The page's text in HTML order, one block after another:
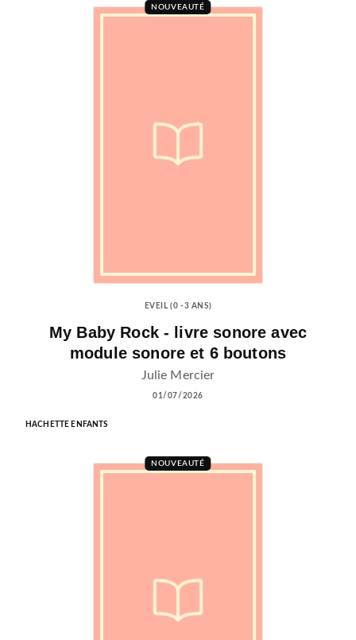
NOUVEAUTÉ
EVEIL (0 -3 ANS)
My Baby Rock - livre sonore avec
module sonore et 6 boutons
Julie Mercier
01/07/2026
HACHETTE ENFANTS
NOUVEAUTÉ